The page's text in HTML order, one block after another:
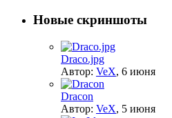
Новые скриншоты
Draco.jpg
Автор: VeX, 6 июня
Dracon
Автор: VeX, 5 июня